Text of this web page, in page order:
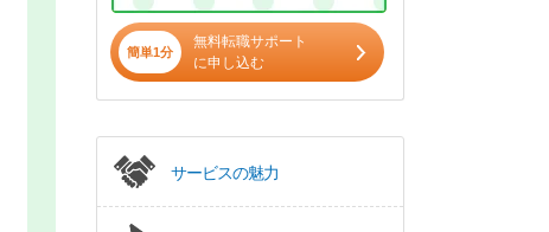
簡単1分
無料転職サポート
に申し込む
サービスの魅力